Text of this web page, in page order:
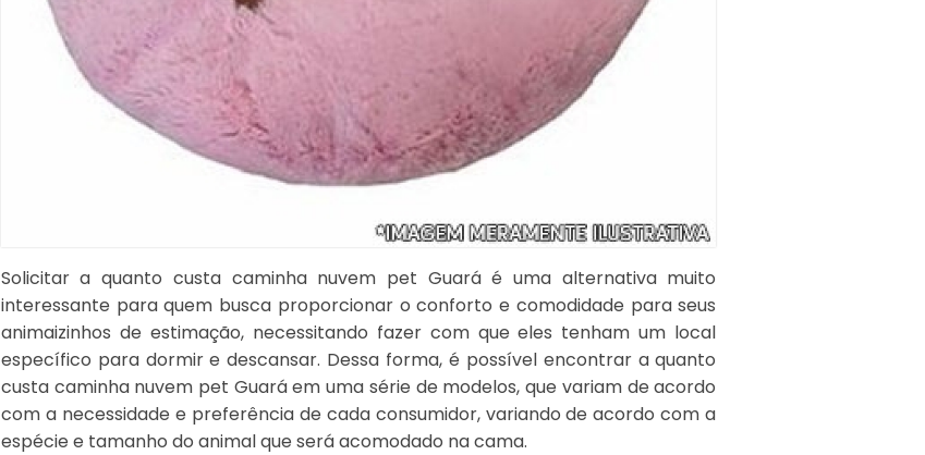
Solicitar a quanto custa caminha nuvem pet Guará é uma alternativa muito
interessante para quem busca proporcionar o conforto e comodidade para seus
animaizinhos de estimação, necessitando fazer com que eles tenham um local
específico para dormir e descansar. Dessa forma, é possível encontrar a quanto
custa caminha nuvem pet Guará em uma série de modelos, que variam de acordo
com a necessidade e preferência de cada consumidor, variando de acordo com a
espécie e tamanho do animal que será acomodado na cama.